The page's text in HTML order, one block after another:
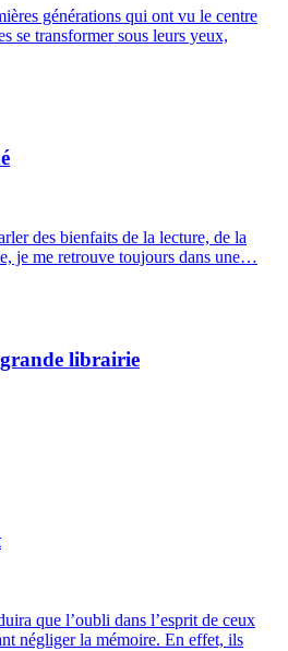
générations qui ont vu le centre
se transformer sous leurs yeux,
des bienfaits de la lecture, de la
je me retrouve toujours dans une…
librairie
que l’oubli dans l’esprit de ceux
négliger la mémoire. En effet, ils